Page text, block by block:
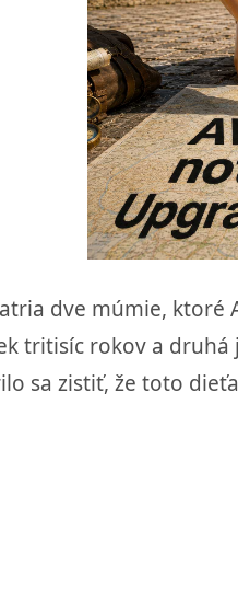
dve múmie,
tritisíc rokov a
sa zistiť, že toto